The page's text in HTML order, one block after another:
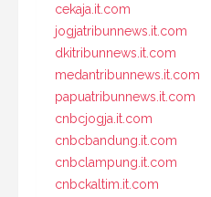
cekaja.it.com
jogjatribunnews.it.com
dkitribunnews.it.com
medantribunnews.it.com
papuatribunnews.it.com
cnbcjogja.it.com
cnbcbandung.it.com
cnbclampung.it.com
cnbckaltim.it.com